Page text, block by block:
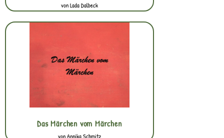
von Lada Dalbeck
Das Märchen vom Märchen
von Annika Schmitz